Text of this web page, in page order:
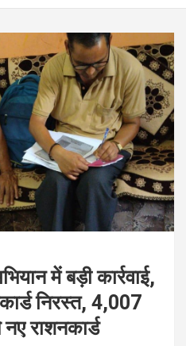
में बड़ी कार्रवाई,
निरस्त, 4,007
नए राशनकार्ड